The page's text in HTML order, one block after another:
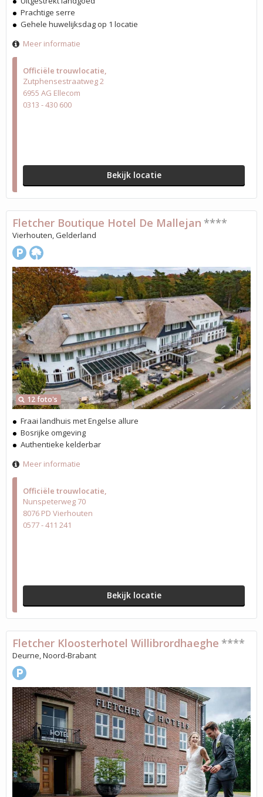
Officiële trouwlocatie
Zutphensestraatweg 2
6955 AG Ellecom
0313 - 430 600
Bekijk locatie
Prachtige serre
Gehele huwelijksdag op 1 locatie
Meer informatie
Officiële trouwlocatie
Nunspeterweg 70
8076 PD Vierhouten
0577 - 411 241
Bekijk locatie
12 foto's
Fletcher Boutique Hotel De Mallejan ****
Vierhouten, Gelderland
Fraai landhuis met Engelse allure
Bosrijke omgeving
Authentieke kelderbar
Meer informatie
Fletcher Kloosterhotel Willibrordhaeghe ****
Deurne, Noord-Brabant